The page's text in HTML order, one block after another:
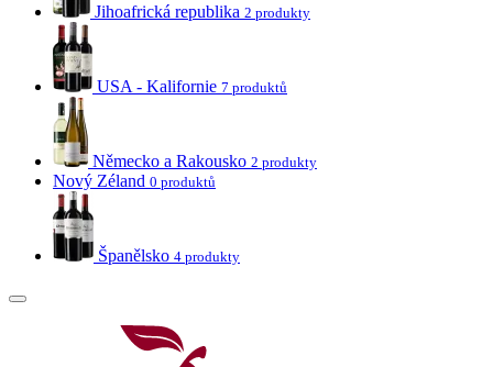
Jihoafrická republika 2 produkty
USA - Kalifornie 7 produktů
Německo a Rakousko 2 produkty
Nový Zéland 0 produktů
Španělsko 4 produkty